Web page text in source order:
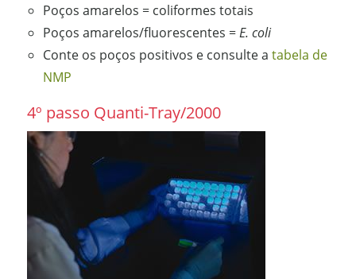
Poços amarelos = coliformes totais
Poços amarelos/fluorescentes =E. coli
Conte os poços positivos e consulte a tabela de
NMP
4º passo Quanti-Tray/2000